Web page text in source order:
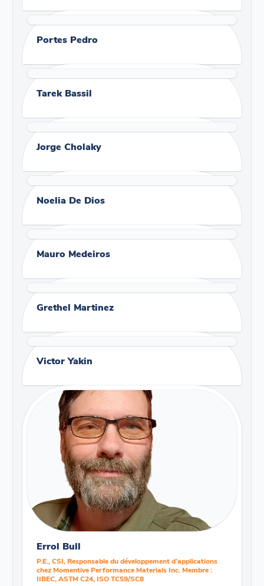
Portes Pedro
Tarek Bassil
Jorge Cholaky
Noelia De Dios
Mauro Medeiros
Grethel Martinez
Victor Yakin
Errol Bull
P.E., CSI, Responsable du développement d’applications
chez Momentive Performance Materials Inc. Membre :
IIBEC, ASTM C24, ISO TC59/SC8